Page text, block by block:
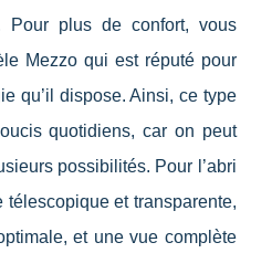
Pour plus de confort, vous
Mezzo qui est réputé pour
qu’il dispose. Ainsi, ce type
quotidiens, car on peut
possibilités. Pour l’abri
télescopique et transparente,
et une vue complète